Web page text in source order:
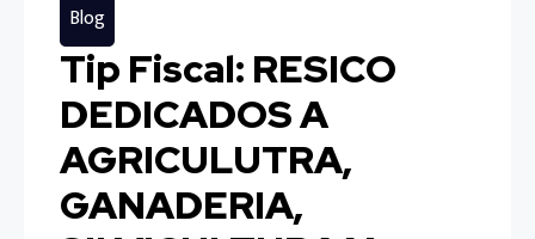
Blog
Tip Fiscal: RESICO
DEDICADOS A
AGRICULUTRA,
GANADERIA,